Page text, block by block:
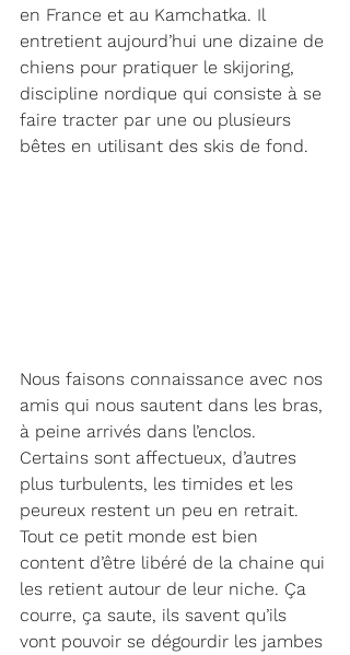
en France et au Kamchatka. Il
entretient aujourd’hui une dizaine de
chiens pour pratiquer le skijoring,
discipline nordique qui consiste à se
faire tracter par une ou plusieurs
bêtes en utilisant des skis de fond.
Nous faisons connaissance avec nos
amis qui nous sautent dans les bras,
à peine arrivés dans l’enclos.
Certains sont affectueux, d’autres
plus turbulents, les timides et les
peureux restent un peu en retrait.
Tout ce petit monde est bien
content d’être libéré de la chaine qui
les retient autour de leur niche. Ça
courre, ça saute, ils savent qu’ils
vont pouvoir se dégourdir les jambes